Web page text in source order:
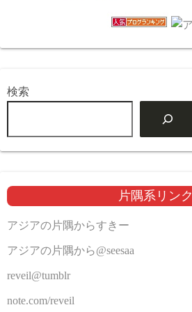
検索
片隅系リンク
アジアの片隅からすきー
アジアの片隅から@seesaa
reveil@tumblr
note.com/reveil